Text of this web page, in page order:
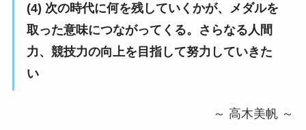
(4) 次の時代に何を残していくかが、メダルを
取った意味につながってくる。さらなる人間
力、競技力の向上を目指して努力していきた
い
～ 高木美帆 ～